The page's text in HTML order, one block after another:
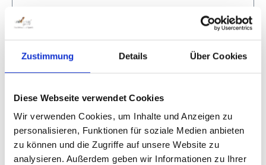
Zustimmung Details Über Cookies
Diese Webseite verwendet Cookies
Wir verwenden Cookies, um Inhalte und Anzeigen zu
personalisieren, Funktionen für soziale Medien anbieten
zu können und die Zugriffe auf unsere Website zu
analysieren. Außerdem geben wir Informationen zu Ihrer
Replacement springs for Tennis Net
Training
Art. Nr. 42037